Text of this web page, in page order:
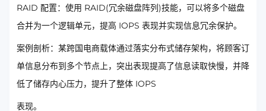
RAID 配置：使用 RAID(冗余磁盘阵列)技能，可以将多个磁盘
合并为一个逻辑单元，提高 IOPS 表现并实现信息冗余保护。
案例剖析：某跨国电商载体通过落实分布式储存架构，将顾客订
单信息分布到多个节点上，突出表现提高了信息读取快慢，并降
低了储存内心压力，提升了整体 IOPS
表现。